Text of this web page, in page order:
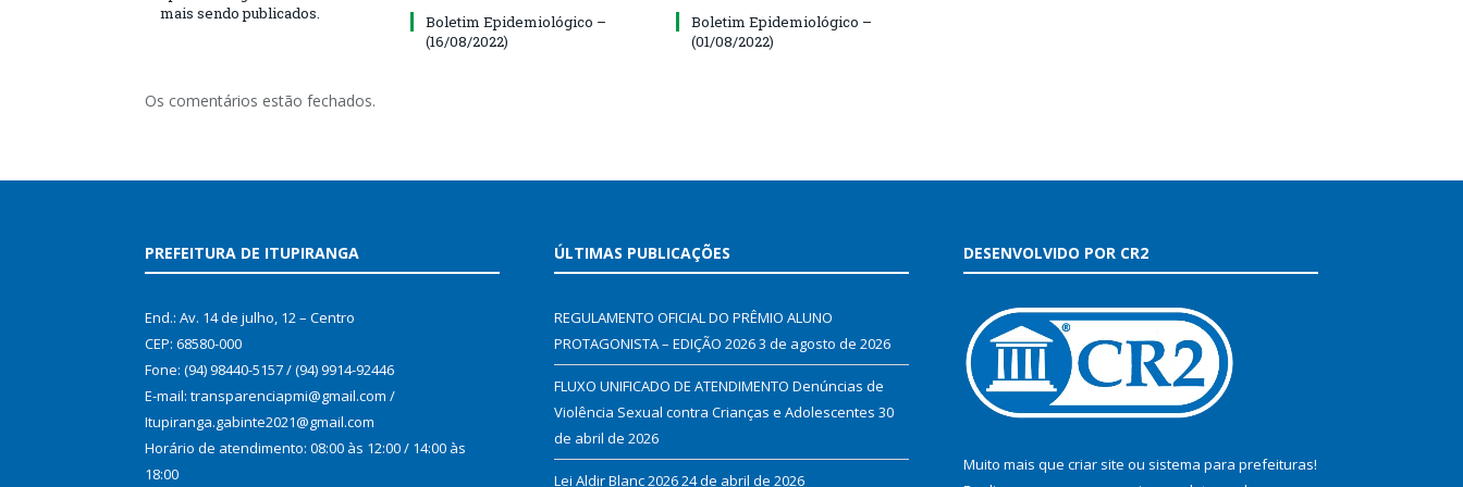
mais sendo publicados.
Boletim Epidemiológico –
(16/08/2022)
Boletim Epidemiológico –
(01/08/2022)
Os comentários estão fechados.
PREFEITURA DE ITUPIRANGA
End.: Av. 14 de julho, 12 – Centro
CEP: 68580-000
Fone: (94) 98440-5157 / (94) 9914-92446
E-mail: transparenciapmi@gmail.com /
Itupiranga.gabinte2021@gmail.com
Horário de atendimento: 08:00 às 12:00 / 14:00 às
18:00
ÚLTIMAS PUBLICAÇÕES
REGULAMENTO OFICIAL DO PRÊMIO ALUNO
PROTAGONISTA – EDIÇÃO 20263 de agosto de 2026
FLUXO UNIFICADO DE ATENDIMENTO Denúncias de
Violência Sexual contra Crianças e Adolescentes 30
de abril de 2026
Lei Aldir Blanc 202624 de abril de 2026
DESENVOLVIDO POR CR2
Muito mais que criar site ou sistema para prefeituras!